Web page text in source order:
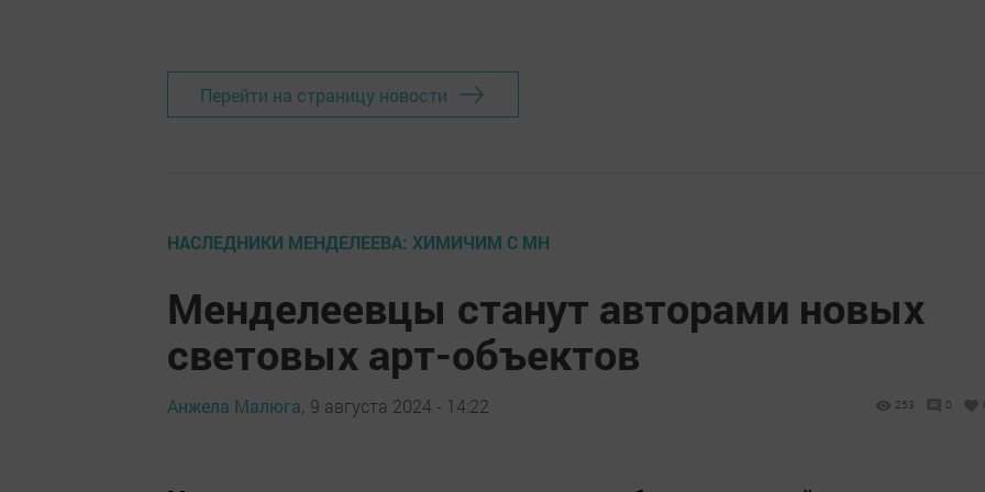
Перейти на страницу новости
НАСЛЕДНИКИ МЕНДЕЛЕЕВА: ХИМИЧИМ С МН
Менделеевцы станут авторами новых
световых арт-объектов
Анжела Малюга, 9 августа 2024 - 14:22 253 0